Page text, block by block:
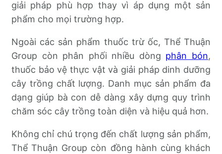
giải pháp phù hợp thay vì áp dụng một sản
phẩm cho mọi trường hợp.
Ngoài các sản phẩm thuốc trừ ốc, Thể Thuận
Group còn phân phối nhiều dòng phân bón,
thuốc bảo vệ thực vật và giải pháp dinh dưỡng
cây trồng chất lượng. Danh mục sản phẩm đa
dạng giúp bà con dễ dàng xây dựng quy trình
chăm sóc cây trồng toàn diện và hiệu quả hơn.
Không chỉ chú trọng đến chất lượng sản phẩm,
Thể Thuận Group còn đồng hành cùng khách